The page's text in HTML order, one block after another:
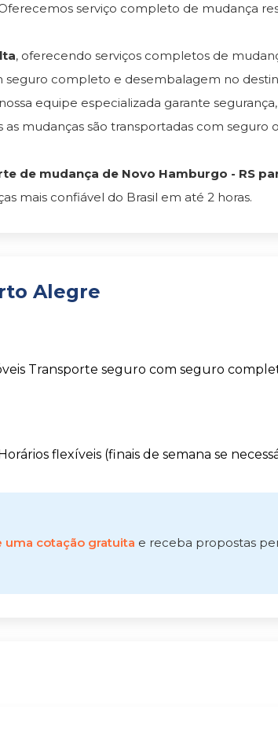
serviço completo de mudança
, oferecendo serviços completos de
completo e desembalagem no
equipe especializada garante
mudanças são transportadas com seguro
de mudança de Novo Hamburgo - RS
mais confiável do Brasil em até 2 horas.
Alegre
Transporte seguro com seguro
flexíveis (finais de semana se
uma cotação gratuita e receba propostas